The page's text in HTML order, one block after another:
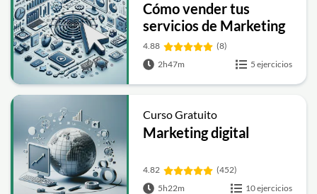
Cómo vender tus
servicios de Marketing
4.88
(8)
2h47m
5 ejercicios
Curso Gratuito
Marketing digital
4.82
(452)
5h22m
10 ejercicios